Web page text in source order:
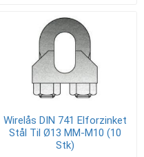
Wirelås DIN 741 Elforzinket
Stål Til Ø13 MM-M10 (10
Stk)